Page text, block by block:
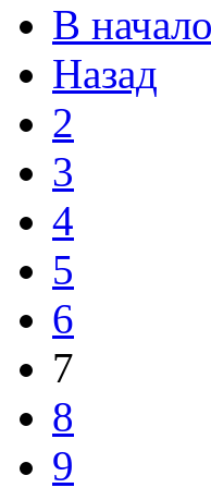
В начало
Назад
2
3
4
5
6
7
8
9